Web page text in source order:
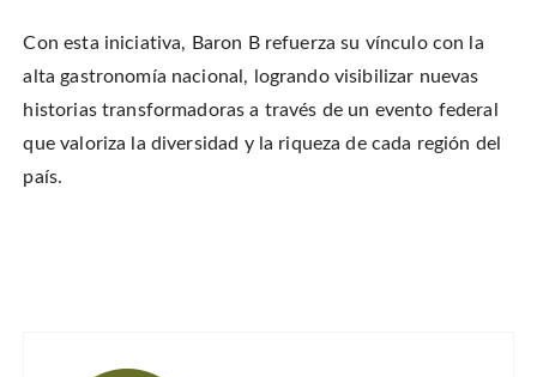
Con esta iniciativa, Baron B refuerza su vínculo con la
alta gastronomía nacional, logrando visibilizar nuevas
historias transformadoras a través de un evento federal
que valoriza la diversidad y la riqueza de cada región del
país.